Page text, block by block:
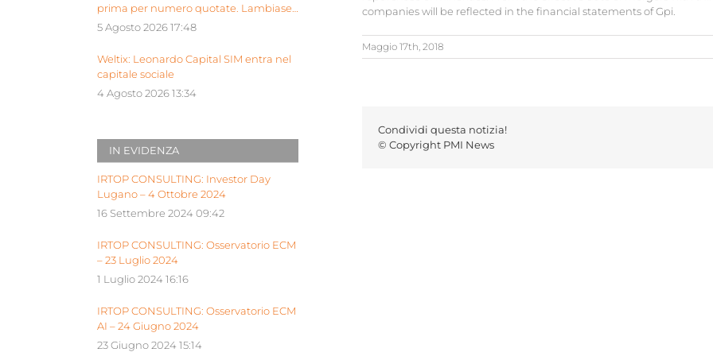
companies will be reflected in the financial statements of Gpi.
Maggio 17th, 2018
Condividi questa notizia!
© Copyright PMI News
prima per numero quotate. Lambiase:
“Milano piattaforma europea Siu”
5 Agosto 2026 17:48
Weltix: Leonardo Capital SIM entra nel
capitale sociale
4 Agosto 2026 13:34
IN EVIDENZA
IRTOP CONSULTING: Investor Day
Lugano – 4 Ottobre 2024
16 Settembre 2024 09:42
IRTOP CONSULTING: Osservatorio ECM
– 23 Luglio 2024
1 Luglio 2024 16:16
IRTOP CONSULTING: Osservatorio ECM
AI – 24 Giugno 2024
23 Giugno 2024 15:14